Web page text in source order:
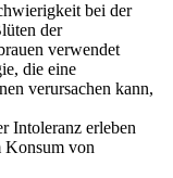
bei der
der
verwendet
die eine
verursachen kann,
Intoleranz erleben
Konsum von